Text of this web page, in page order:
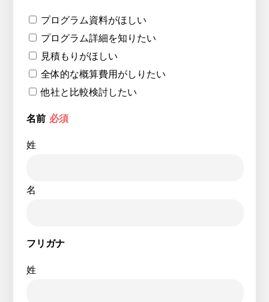
カウンセラー募集
プログラム資料がほしい
プログラム詳細を知りたい
見積もりがほしい
全体的な概算費用がしりたい
他社と比較検討したい
名前 必須
姓
名
フリガナ
姓